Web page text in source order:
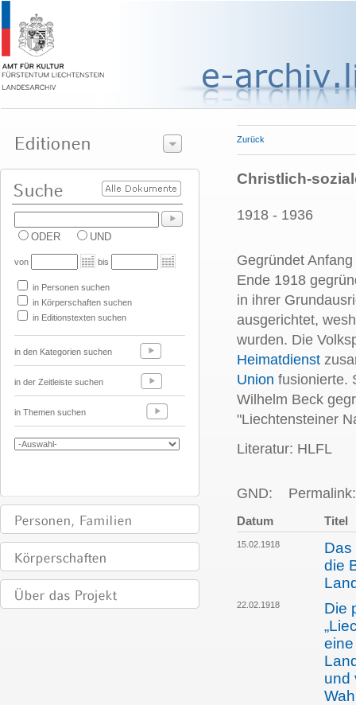
ODER UND
von bis
in Personen suchen
in Körperschaften suchen
in Editionstexten suchen
in den Kategorien suchen
in der Zeitleiste suchen
in Themen suchen
Zurück
Christlich-
1918 - 1936
Gegründet
Ende 1918
in ihrer
ausgerichtet,
wurden. Die
Heimatdienst
Union fusionierte.
Wilhelm Beck
"Liechtensteiner
Literatur: HLFL
GND:
Datum Titel
15.02.1918
Das
die
22.02.1918
Die
und